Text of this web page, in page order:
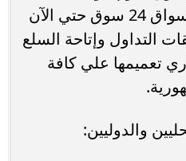
إلى 15 محافظة، بعدد أسواق 24 سوق حتي الآن
التداول وإتاحة السلع
تعميمها علي كافة
والدوليين: